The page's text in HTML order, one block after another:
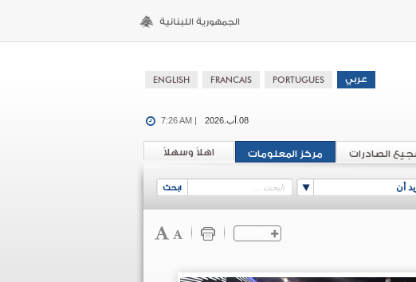
08.آب.2026 7:26 AM |
اهلاً وسهلاً مركز المعلومات الصادرات
أن